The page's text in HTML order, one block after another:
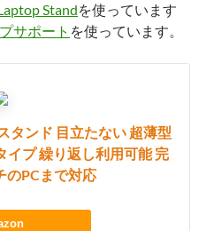
Standを使っています
サポート を使っています。
タンド 目立たない 超薄型
イプ 繰り返し利用可能 完
のPCまで対応